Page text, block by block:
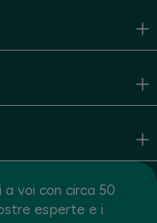
a voi con circa 50
esperte e i